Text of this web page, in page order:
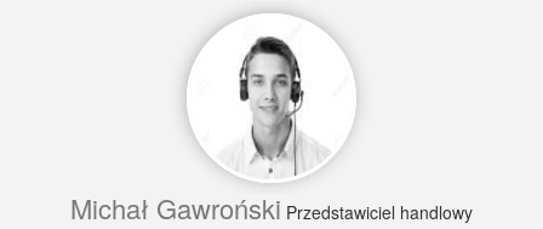
Michał Gawroński Przedstawiciel handlowy